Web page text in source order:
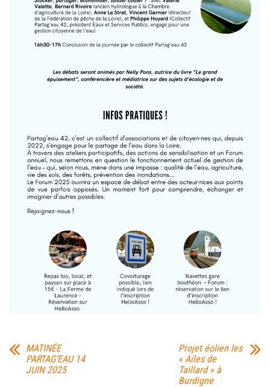
MATINÉE
PARTAG’EAU 14
JUIN 2025
Projet éolien les
« Ailes de
Taillard » à
Burdigne